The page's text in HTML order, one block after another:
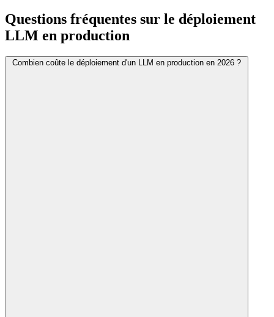
Questions fréquentes sur le déploiement
LLM en production
Combien coûte le déploiement d'un LLM en production en 2026 ?